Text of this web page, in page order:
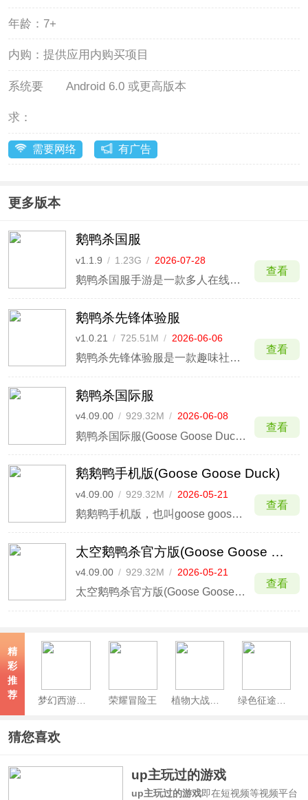
年龄： 7+
内购： 提供应用内购买项目
系统要
求：
Android 6.0 或更高版本
需要网络 有广告
更多版本
鹅鸭杀国服
v1.1.9 / 1.23G / 2026-07-28
鹅鸭杀国服手游是一款多人在线社交推理游戏，根据同名端游改编而来。在游戏中玩家可以成为鹅、鸭和中立角色，根据自己的身份完成不同的任务，与其他玩家展开脑力和辩论的博弈。
查看
鹅鸭杀先锋体验服
v1.0.21 / 725.51M / 2026-06-06
鹅鸭杀先锋体验服是一款趣味社交推理手游，是鹅鸭杀国服推出的测试服版本，玩家可以在这里抢先体验全新的活动、模式等玩法，根据内容进行反馈，官方将根据内容赠送礼包，鼓励玩家们更好的反馈，一起增加游戏的破坏性。
查看
鹅鸭杀国际服
v4.09.00 / 929.32M / 2026-06-08
鹅鸭杀国际服(Goose Goose Duck)是一款多人社交推理游戏，本站带来的是国际服版本，你可以和来自世界各地的玩家一起开麦组队游戏，也能体验国服没有的新内容。
查看
鹅鹅鸭手机版(Goose Goose Duck)
v4.09.00 / 929.32M / 2026-05-21
鹅鹅鸭手机版，也叫goose goose duck，是从steam端移植过来的，游戏画风卡通搞笑，角色选择非常丰富，剧情的一些设定非常有趣，可玩性和自由度比较高，是狼人杀爱好者必入的一款免费游戏。
查看
太空鹅鸭杀官方版(Goose Goose Duck)
v4.09.00 / 929.32M / 2026-05-21
太空鹅鸭杀官方版(Goose Goose Duck)是一款以狼人杀类型的休闲解谜游戏，游戏中摒弃以太空狼人杀中的小红人角色，而是将可爱呆萌的鹅鸭角色加入其中进行组合，其魔性的外观形象会给玩家们带来全新的体验和更多的精彩乐趣。
查看
精
彩
推
荐
梦幻西游手游最新版 荣耀冒险王
猜您喜欢
up主玩过的游戏
up主玩过的游戏即在短视频等视频平台